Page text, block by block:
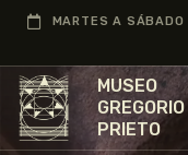
MARTES A SÁBADO
MUSEO
GREGORIO
PRIETO